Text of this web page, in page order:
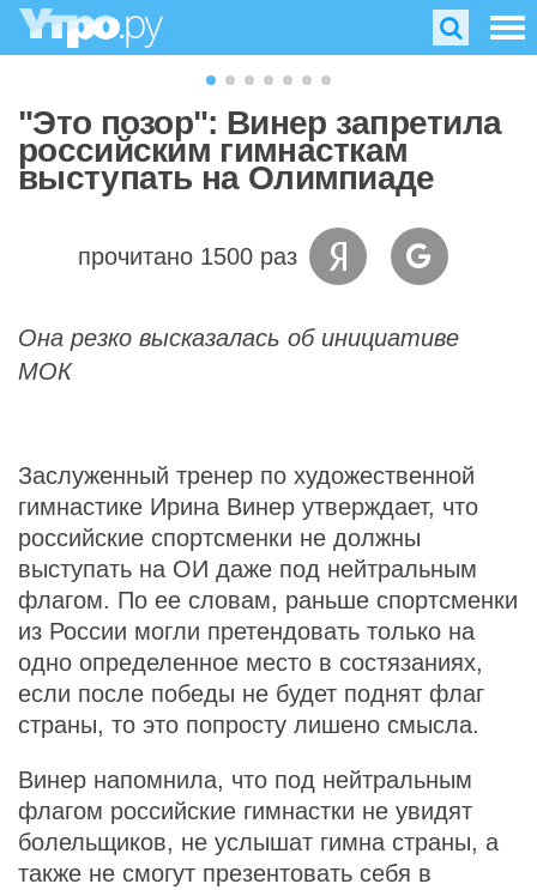
"Это позор": Винер запретила
российским гимнасткам
выступать на Олимпиаде
прочитано 1500 раз
Она резко высказалась об инициативе
МОК
Заслуженный тренер по художественной
гимнастике Ирина Винер утверждает, что
российские спортсменки не должны
выступать на ОИ даже под нейтральным
флагом. По ее словам, раньше спортсменки
из России могли претендовать только на
одно определенное место в состязаниях,
если после победы не будет поднят флаг
страны, то это попросту лишено смысла.
Винер напомнила, что под нейтральным
флагом российские гимнастки не увидят
болельщиков, не услышат гимна страны, а
также не смогут презентовать себя в